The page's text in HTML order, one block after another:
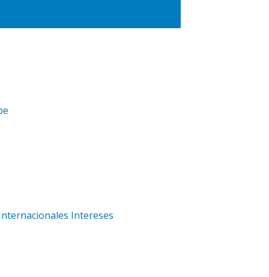
Intereses